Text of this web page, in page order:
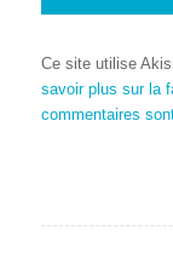
Ce site utilise
savoir plus sur la
commentaires